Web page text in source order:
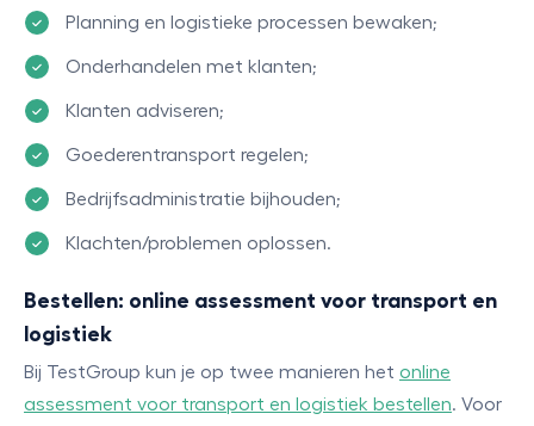
Planning en logistieke processen bewaken;
Onderhandelen met klanten;
Klanten adviseren;
Goederentransport regelen;
Bedrijfsadministratie bijhouden;
Klachten/problemen oplossen.
Bestellen: online assessment voor transport en
logistiek
Bij TestGroup kun je op twee manieren het online
assessment voor transport en logistiek bestellen. Voor